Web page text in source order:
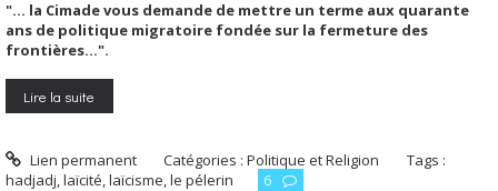
"... la Cimade vous demande de mettre un terme aux quarante
ans de politique migratoire fondée sur la fermeture des
frontières...".
Lire la suite
Lien permanent Catégories :Politique et Religion
Tags :
hadjadj,laïcité,laïcisme,le pélerin 6